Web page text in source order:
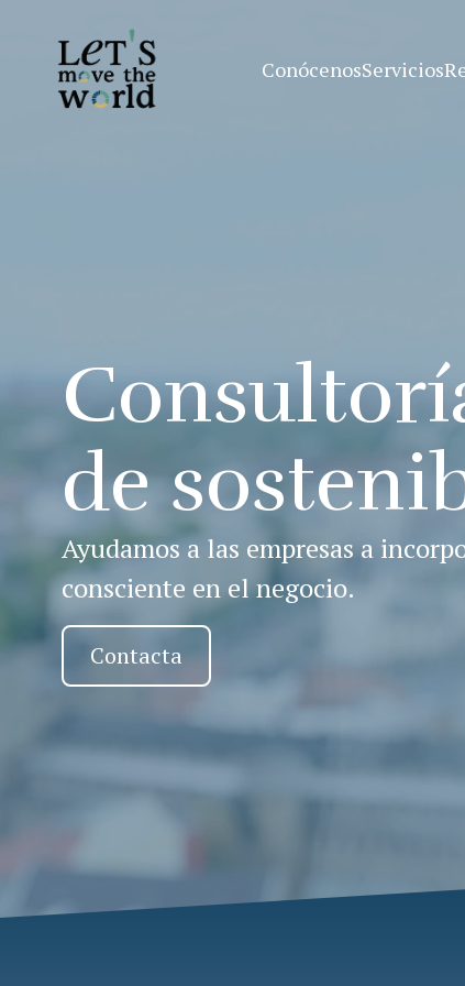
ConócenosServicios
de
Ayudamos a las empresas a
consciente en el negocio.
Contacta